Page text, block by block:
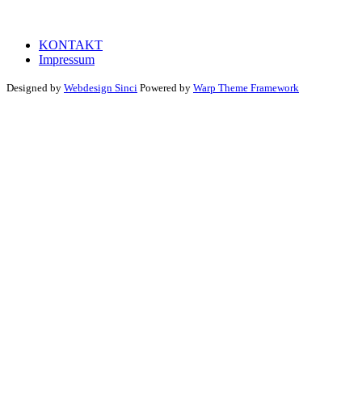
KONTAKT
Impressum
Designed by Webdesign Sinci Powered by Warp Theme Framework